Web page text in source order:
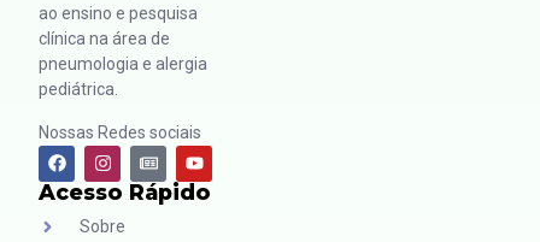
ao ensino e pesquisa
clínica na área de
pneumologia e alergia
pediátrica.
Nossas Redes sociais
Acesso Rápido
Sobre